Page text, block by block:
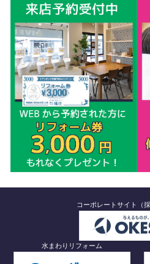
コーポレートサイト（
水まわりリフォーム